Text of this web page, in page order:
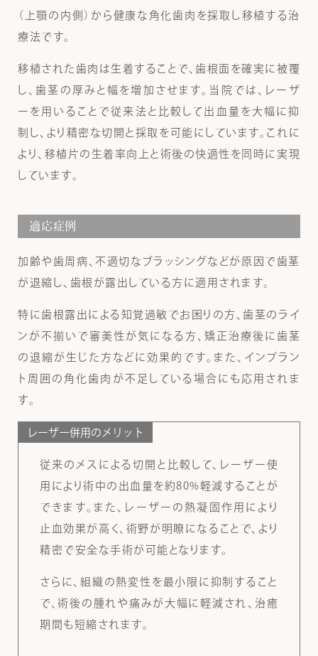
（上顎の内側）から健康な角化歯肉を採取し移植する治
療法です。
移植された歯肉は生着することで、歯根面を確実に被覆
し、歯茎の厚みと幅を増加させます。当院では、レーザ
ーを用いることで従来法と比較して出血量を大幅に抑
制し、より精密な切開と採取を可能にしています。これに
より、移植片の生着率向上と術後の快適性を同時に実現
しています。
適応症例
加齢や歯周病、不適切なブラッシングなどが原因で歯茎
が退縮し、歯根が露出している方に適用されます。
特に歯根露出による知覚過敏でお困りの方、歯茎のライ
ンが不揃いで審美性が気になる方、矯正治療後に歯茎
の退縮が生じた方などに効果的です。また、インプラン
ト周囲の角化歯肉が不足している場合にも応用されま
す。
レーザー併用のメリット
従来のメスによる切開と比較して、レーザー使
用により術中の出血量を約80%軽減することが
できます。また、レーザーの熱凝固作用により
止血効果が高く、術野が明瞭になることで、より
精密で安全な手術が可能となります。
さらに、組織の熱変性を最小限に抑制すること
で、術後の腫れや痛みが大幅に軽減され、治癒
期間も短縮されます。